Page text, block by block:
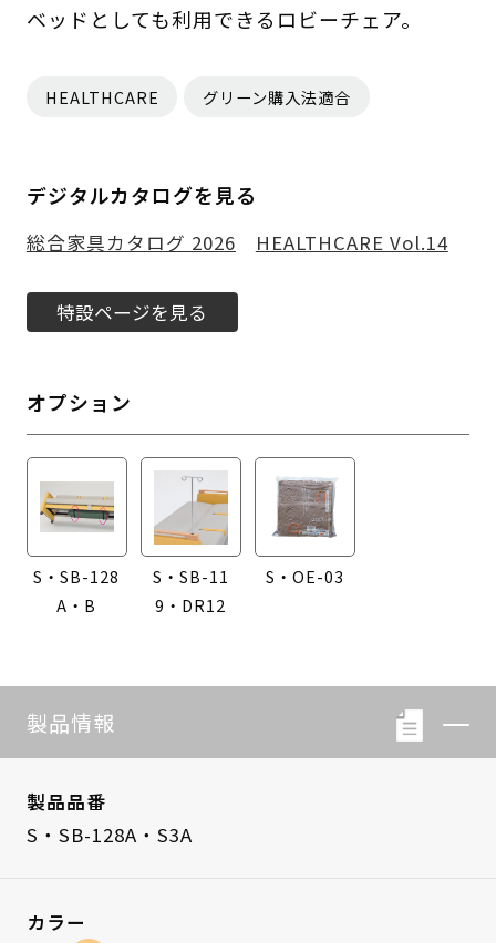
ベッドとしても利用できるロビーチェア。
HEALTHCARE グリーン購入法適合
デジタルカタログを見る
総合家具カタログ 2026 HEALTHCARE Vol.14
特設ページを見る
オプション
S・SB-128
A・B
S・SB-11
9・DR12
S・OE-03
製品情報
製品品番
S・SB-128A・S3A
カラー